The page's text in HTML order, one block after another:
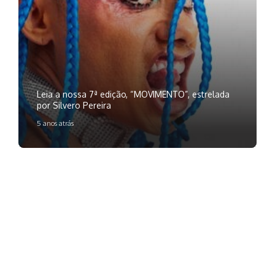
Leia a nossa 7ª edição, “MOVIMENTO”, estrelada
por Silvero Pereira
5 anos atrás